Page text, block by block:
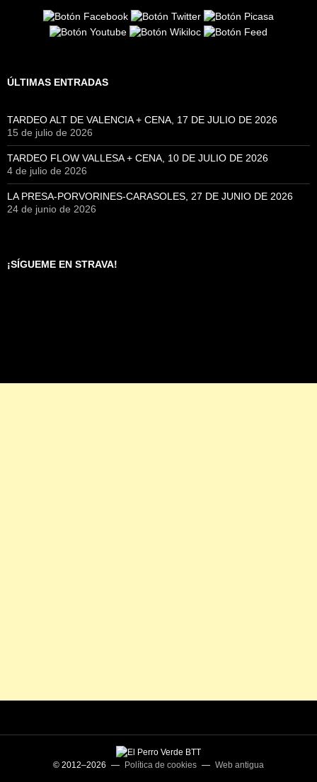
ÚLTIMAS ENTRADAS
TARDEO ALT DE VALENCIA + CENA, 17 DE JULIO DE 2026
15 de julio de 2026
TARDEO FLOW VALLESA + CENA, 10 DE JULIO DE 2026
4 de julio de 2026
LA PRESA-PORVORINES-CARASOLES, 27 DE JUNIO DE 2026
24 de junio de 2026
¡SÍGUEME EN STRAVA!
© 2012–2026 — Política de cookies — Web antigua